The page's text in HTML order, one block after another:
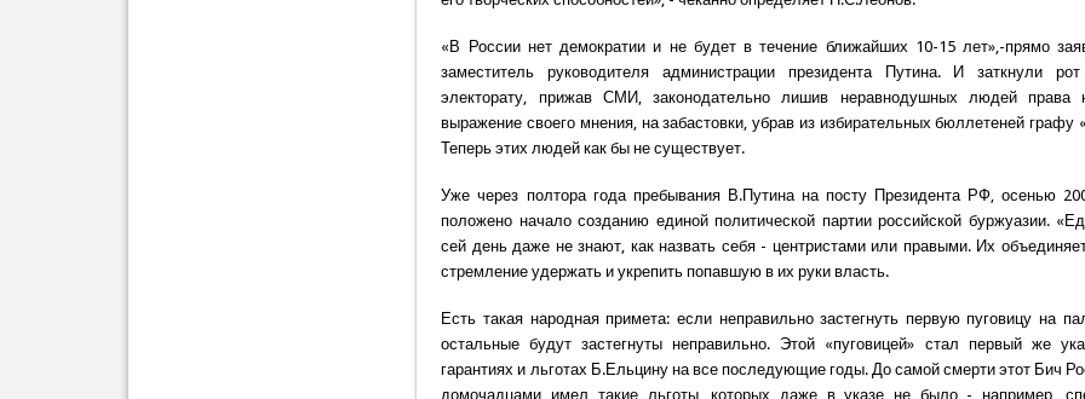
«В России нет демократии и не будет в течение ближайших 10-15 лет»,-прямо
заместитель руководителя администрации президента Путина. И заткнули рот
электорату, прижав СМИ, законодательно лишив неравнодушных людей права
выражение своего мнения, на забастовки, убрав из избирательных бюллетеней графу
Теперь этих людей как бы не существует.
Уже через полтора года пребывания В.Путина на посту Президента РФ, осенью
положено начало созданию единой политической партии российской буржуазии.
сей день даже не знают, как назвать себя - центристами или правыми. Их
стремление удержать и укрепить попавшую в их руки власть.
Есть такая народная примета: если неправильно застегнуть первую пуговицу на
остальные будут застегнуты неправильно. Этой «пуговицей» стал первый же
гарантиях и льготах Б.Ельцину на все последующие годы. До самой смерти этот Бич
домочадцами имел такие льготы, которых даже в указе не было - например,